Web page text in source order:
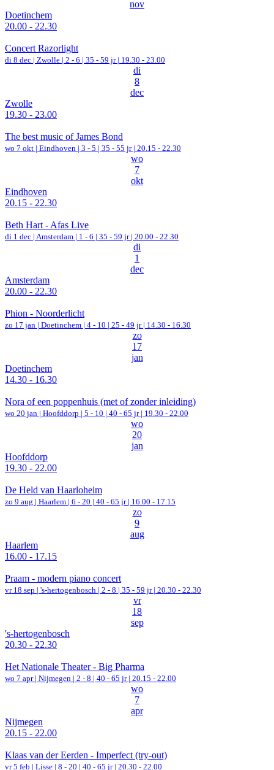
nov
Doetinchem
20.00 - 22.30
Concert Razorlight
di 8 dec | Zwolle | 2 - 6 | 35 - 59 jr | 19.30 - 23.00
di
8
dec
Zwolle
19.30 - 23.00
The best music of James Bond
wo 7 okt | Eindhoven | 3 - 5 | 35 - 55 jr | 20.15 - 22.30
wo
7
okt
Eindhoven
20.15 - 22.30
Beth Hart - Afas Live
di 1 dec | Amsterdam | 1 - 6 | 35 - 59 jr | 20.00 - 22.30
di
1
dec
Amsterdam
20.00 - 22.30
Phion - Noorderlicht
zo 17 jan | Doetinchem | 4 - 10 | 25 - 49 jr | 14.30 - 16.30
zo
17
jan
Doetinchem
14.30 - 16.30
Nora of een poppenhuis (met of zonder inleiding)
wo 20 jan | Hoofddorp | 5 - 10 | 40 - 65 jr | 19.30 - 22.00
wo
20
jan
Hoofddorp
19.30 - 22.00
De Held van Haarloheim
zo 9 aug | Haarlem | 6 - 20 | 40 - 65 jr | 16.00 - 17.15
zo
9
aug
Haarlem
16.00 - 17.15
Praam - modern piano concert
vr 18 sep | 's-hertogenbosch | 2 - 8 | 35 - 59 jr | 20.30 - 22.30
vr
18
sep
's-hertogenbosch
20.30 - 22.30
Het Nationale Theater - Big Pharma
wo 7 apr | Nijmegen | 2 - 8 | 40 - 65 jr | 20.15 - 22.00
wo
7
apr
Nijmegen
20.15 - 22.00
Klaas van der Eerden - Imperfect (try-out)
vr 5 feb | Lisse | 8 - 20 | 40 - 65 jr | 20.30 - 22.00